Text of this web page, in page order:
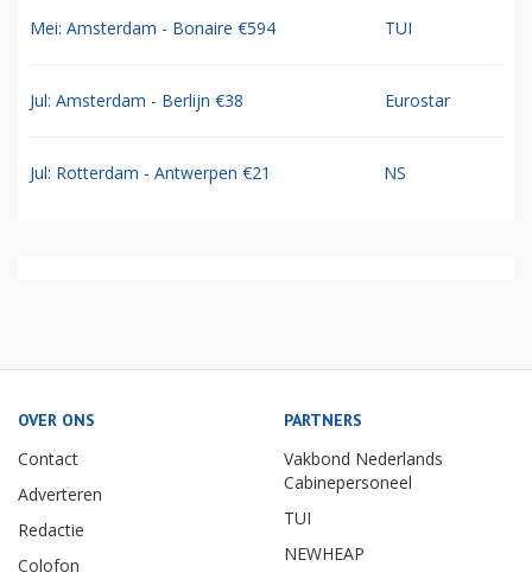
Mei: Amsterdam - Bonaire €594 TUI
Jul: Amsterdam - Berlijn €38 Eurostar
Jul: Rotterdam - Antwerpen €21 NS
OVER ONS
Contact
Adverteren
Redactie
Colofon
PARTNERS
Vakbond Nederlands
Cabinepersoneel
TUI
NEWHEAP